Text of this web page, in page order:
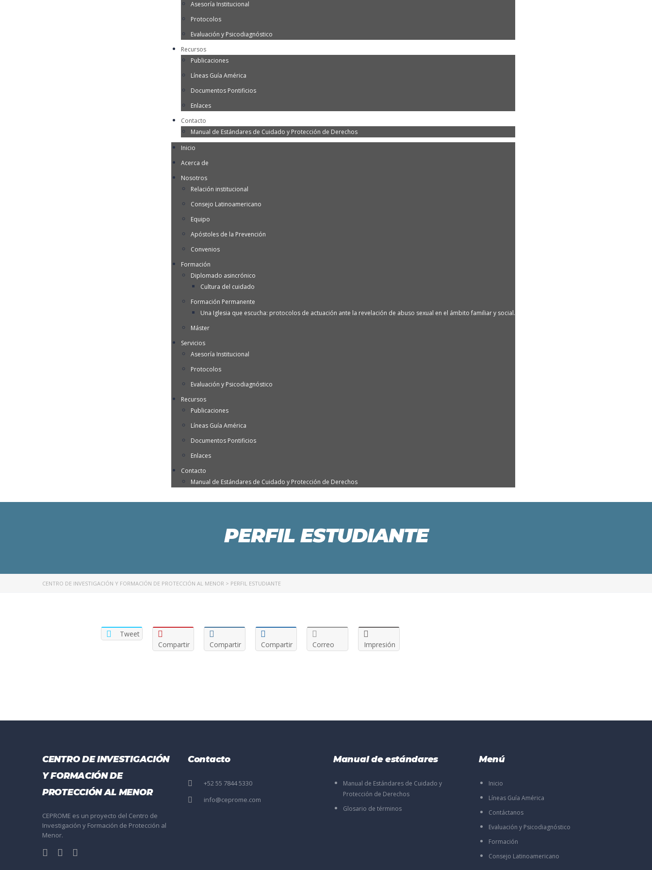
Asesoría Institucional
Protocolos
Evaluación y Psicodiagnóstico
Recursos
Publicaciones
Líneas Guía América
Documentos Pontificios
Enlaces
Contacto
Manual de Estándares de Cuidado y Protección de Derechos
Inicio
Acerca de
Nosotros
Relación institucional
Consejo Latinoamericano
Equipo
Apóstoles de la Prevención
Convenios
Formación
Diplomado asincrónico
Cultura del cuidado
Formación Permanente
Una Iglesia que escucha: protocolos de actuación ante la revelación de abuso sexual en el ámbito familiar y social.
Máster
Servicios
Asesoría Institucional
Protocolos
Evaluación y Psicodiagnóstico
Recursos
Publicaciones
Líneas Guía América
Documentos Pontificios
Enlaces
Contacto
Manual de Estándares de Cuidado y Protección de Derechos
PERFIL ESTUDIANTE
CENTRO DE INVESTIGACIÓN Y FORMACIÓN DE PROTECCIÓN AL MENOR > PERFIL ESTUDIANTE
Tweet
Compartir
Compartir Compartir Correo Impresión
CENTRO DE INVESTIGACIÓN
Y FORMACIÓN DE
PROTECCIÓN AL MENOR
CEPROME es un proyecto del Centro de
Investigación y Formación de Protección al
Menor.
Contacto
+52 55 7844 5330
info@ceprome.com
Manual de estándares
Manual de Estándares de Cuidado y
Protección de Derechos
Glosario de términos
Menú
Inicio
Líneas Guía América
Contáctanos
Evaluación y Psicodiagnóstico
Formación
Consejo Latinoamericano